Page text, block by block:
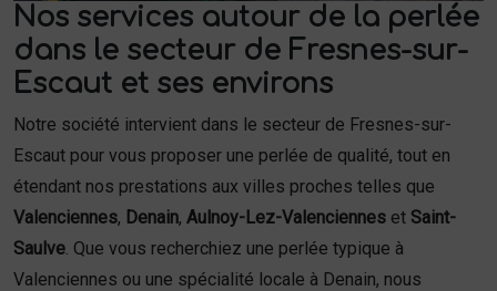
Nos services autour de la perlée
dans le secteur de Fresnes-sur-
Escaut et ses environs
Notre société intervient dans le secteur de Fresnes-sur-
Escaut pour vous proposer une perlée de qualité, tout en
étendant nos prestations aux villes proches telles que
Valenciennes, Denain, Aulnoy-Lez-Valenciennes et Saint-
Saulve . Que vous recherchiez une perlée typique à
Valenciennes ou une spécialité locale à Denain, nous